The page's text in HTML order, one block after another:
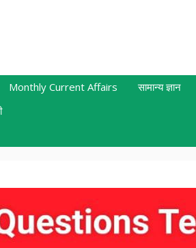
Monthly Current Affairs सामान्य ज्ञान